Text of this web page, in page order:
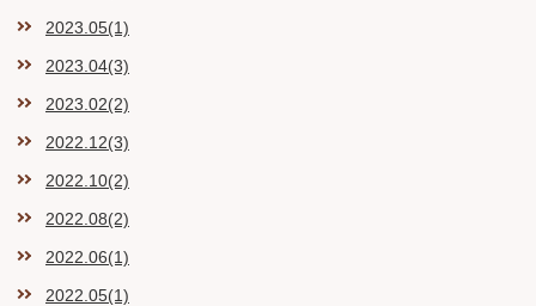
2023.05(1)
2023.04(3)
2023.02(2)
2022.12(3)
2022.10(2)
2022.08(2)
2022.06(1)
2022.05(1)